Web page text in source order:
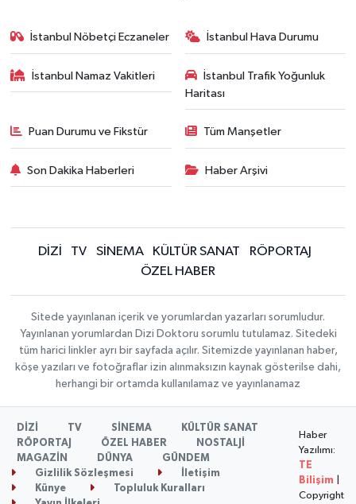
İstanbul Nöbetçi Eczaneler İstanbul Hava Durumu
İstanbul Namaz Vakitleri
İstanbul Trafik Yoğunluk
Haritası
Puan Durumu ve Fikstür Tüm Manşetler
Son Dakika Haberleri Haber Arşivi
DİZİ TV SİNEMA KÜLTÜR SANAT
RÖPORTAJ
ÖZEL HABER
Sitede yayınlanan içerik ve yorumlardan yazarları sorumludur.
Yayınlanan yorumlardan Dizi Doktoru sorumlu tutulamaz. Sitedeki
tüm harici linkler ayrı bir sayfada açılır. Sitemizde yayınlanan haber,
köşe yazıları ve fotoğraflar izin alınmaksızın kaynak gösterilse dahi,
herhangi bir ortamda kullanılamaz ve yayınlanamaz
DİZİ TV SİNEMA
KÜLTÜR SANAT
RÖPORTAJ
ÖZEL HABER
NOSTALJİ
MAGAZİN
DÜNYA
GÜNDEM
Gizlilik Sözleşmesi
İletişim
Künye
Topluluk Kuralları
Haber
Yazılımı:
TE
Bilişim
Copyright